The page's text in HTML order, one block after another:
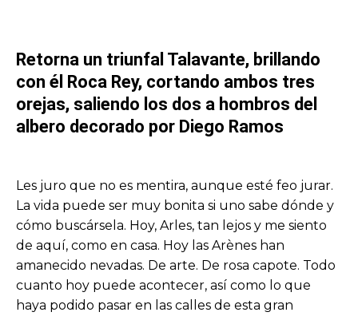
Retorna un triunfal Talavante, brillando
con él Roca Rey, cortando ambos tres
orejas, saliendo los dos a hombros del
albero decorado por Diego Ramos
Les juro que no es mentira, aunque esté feo jurar.
La vida puede ser muy bonita si uno sabe dónde y
cómo buscársela. Hoy, Arles, tan lejos y me siento
de aquí, como en casa. Hoy las Arènes han
amanecido nevadas. De arte. De rosa capote. Todo
cuanto hoy puede acontecer, así como lo que
haya podido pasar en las calles de esta gran